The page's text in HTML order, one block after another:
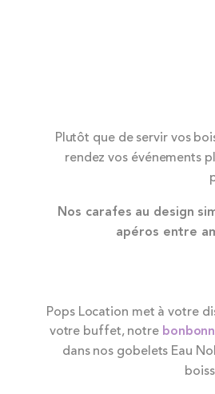
Plutôt que de servir vos
rendez vos événements
Nos carafes au design
apéros entre
Pops Location met à votre
votre buffet, notre
dans nos gobelets Eau